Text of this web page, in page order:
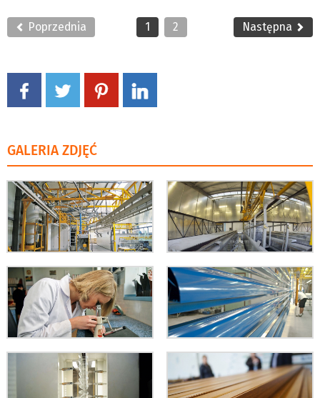
Poprzednia 1 2 Następna
GALERIA ZDJĘĆ